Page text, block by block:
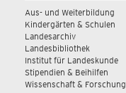
Aus- und Weiterbildung
Kindergärten & Schulen
Landesarchiv
Landesbibliothek
Institut für Landeskunde
Stipendien & Beihilfen
Wissenschaft & Forschung